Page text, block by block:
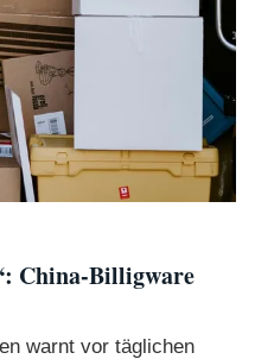
China-Billigware
warnt vor täglichen